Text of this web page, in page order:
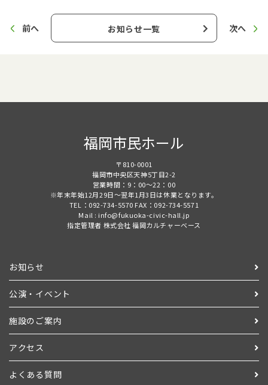
前へ お知らせ一覧 次へ
福岡市民ホール
〒810-0001
福岡市中央区天神5丁目2-2
営業時間：9：00～22：00
※年末年始12月29日～翌年1月3日は休業となります。
TEL：092-734-5570 FAX：092-734-5571
Mail : info@fukuoka-civic-hall.jp
指定管理者 株式会社 福岡カルチャーベース
お知らせ
公演・イベント
施設のご案内
アクセス
よくある質問